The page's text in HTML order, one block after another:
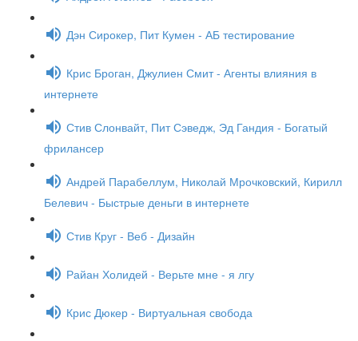
Дэн Сирокер, Пит Кумен - АБ тестирование
Крис Броган, Джулиен Смит - Агенты влияния в
интернете
Стив Слонвайт, Пит Сэведж, Эд Гандия - Богатый
фрилансер
Андрей Парабеллум, Николай Мрочковский, Кирилл
Белевич - Быстрые деньги в интернете
Стив Круг - Веб - Дизайн
Райан Холидей - Верьте мне - я лгу
Крис Дюкер - Виртуальная свобода